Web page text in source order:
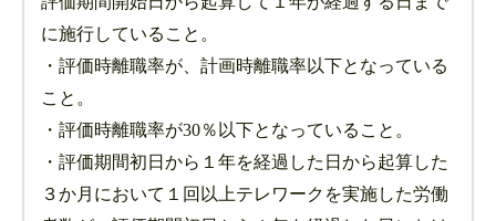
に施行していること。
・評価時離職率が、計画時離職率以下となっている
こと。
・評価時離職率が30％以下となっていること。
・評価期間初日から１年を経過した日から起算した
３か月において１回以上テレワークを実施した労働